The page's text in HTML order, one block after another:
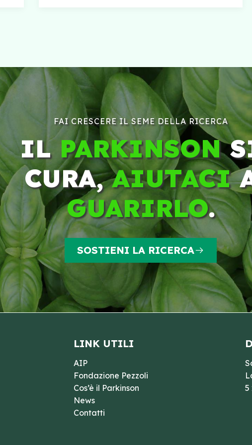
FAI CRESCERE IL SEME DELLA RICERCA
ILPARKINSON
CURA,AIUTACI
GUARIRLO.
SOSTIENI LA RICERCA
LINK UTILI
AIP
Fondazione Pezzoli
Cos’è il Parkinson
News
Contatti
5